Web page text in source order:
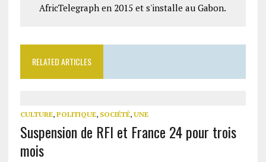
AfricTelegraph en 2015 et s'installe au Gabon.
RELATED ARTICLES
CULTURE, POLITIQUE, SOCIÉTÉ, UNE
Suspension de RFI et France 24 pour trois
mois